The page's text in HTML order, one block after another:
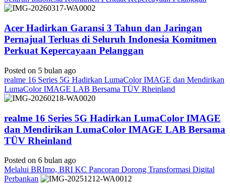
Acer Hadirkan Garansi 3 Tahun dan Jaringan
Pernajual Terluas di Seluruh Indonesia Komitmen
Perkuat Kepercayaan Pelanggan
Posted on 5 bulan ago
realme 16 Series 5G Hadirkan LumaColor IMAGE dan Mendirikan
LumaColor IMAGE LAB Bersama TÜV Rheinland
realme 16 Series 5G Hadirkan LumaColor IMAGE
dan Mendirikan LumaColor IMAGE LAB Bersama
TÜV Rheinland
Posted on 6 bulan ago
Melalui BRImo, BRI KC Pancoran Dorong Transformasi Digital
Perbankan